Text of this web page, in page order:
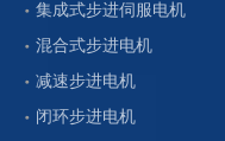
集成式步进伺服电机
混合式步进电机
减速步进电机
闭环步进电机